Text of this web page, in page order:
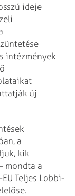
ideje
intézmények
új
a
kik
mondta a
Teljes Lobbi-